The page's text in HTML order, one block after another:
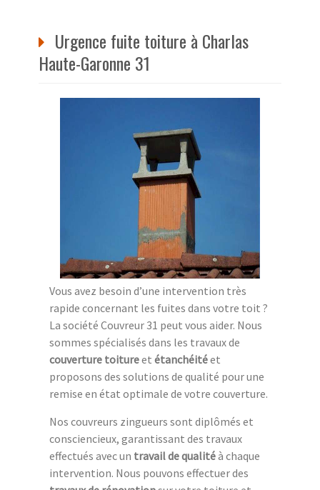
Urgence fuite toiture à Charlas
Haute-Garonne 31
Vous avez besoin d’une intervention très
rapide concernant les fuites dans votre toit ?
La société Couvreur 31 peut vous aider. Nous
sommes spécialisés dans les travaux de
couverture toitureet étanchéitéet
proposons des solutions de qualité pour une
remise en état optimale de votre couverture.
Nos couvreurs zingueurs sont diplômés et
consciencieux, garantissant des travaux
effectués avec un travail de qualitéà chaque
intervention. Nous pouvons effectuer des